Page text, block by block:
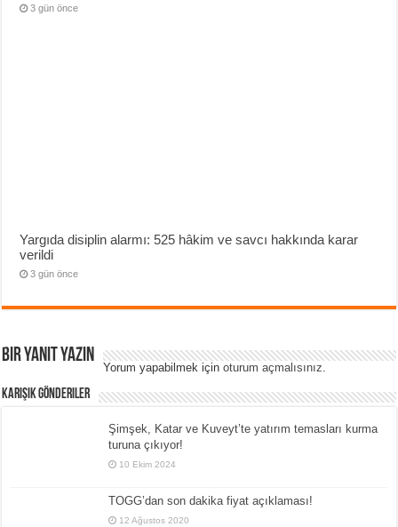
3 gün önce
Yargıda disiplin alarmı: 525 hâkim ve savcı hakkında karar
verildi
3 gün önce
Bir yanıt yazın
Yorum yapabilmek içinoturum açmalısınız.
Karışık Gönderiler
Şimşek, Katar ve Kuveyt’te yatırım temasları kurma
turuna çıkıyor!
10 Ekim 2024
TOGG’dan son dakika fiyat açıklaması!
12 Ağustos 2020